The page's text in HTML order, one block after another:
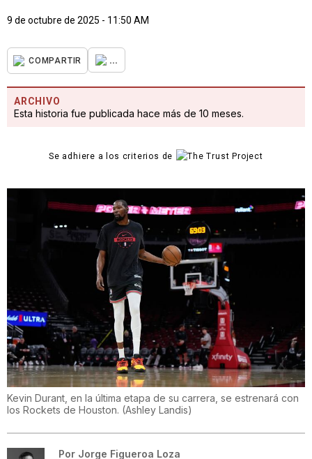
9 de octubre de 2025 - 11:50 AM
COMPARTIR ...
ARCHIVO
Esta historia fue publicada hace más de 10 meses.
Se adhiere a los criterios de
Kevin Durant, en la última etapa de su carrera, se estrenará con
los Rockets de Houston. (Ashley Landis)
Por Jorge Figueroa Loza